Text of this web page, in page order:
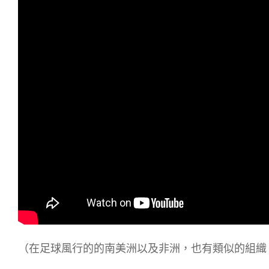
（在足球風行的的南美洲以及非洲，也有類似的組